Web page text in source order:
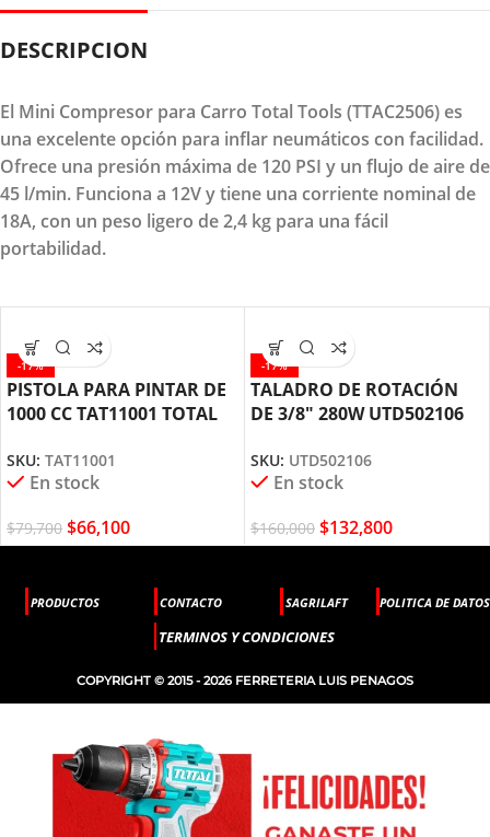
DESCRIPCION
El Mini Compresor para Carro Total Tools (TTAC2506) es
una excelente opción para inflar neumáticos con facilidad.
Ofrece una presión máxima de 120 PSI y un flujo de aire de
45 l/min. Funciona a 12V y tiene una corriente nominal de
18A, con un peso ligero de 2,4 kg para una fácil
portabilidad.
-17%
PISTOLA PARA PINTAR DE
1000 CC TAT11001 TOTAL
SKU: TAT11001
En stock
$79,700 $66,100
-17%
TALADRO DE ROTACIÓN
DE 3/8″ 280W UTD502106
SKU: UTD502106
En stock
$160,000 $132,800
PRODUCTOS CONTACTO SAGRILAFT POLITICA DE DATOS
TERMINOS Y CONDICIONES
COPYRIGHT © 2015 - 2026 FERRETERIA LUIS PENAGOS